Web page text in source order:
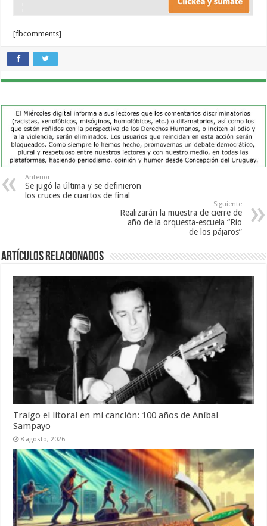
[fbcomments]
Anterior
Se jugó la última y se definieron
los cruces de cuartos de final
Siguiente
Realizarán la muestra de cierre de
año de la orquesta-escuela “Río
de los pájaros”
Artículos Relacionados
Traigo el litoral en mi canción: 100 años de Aníbal
Sampayo
8 agosto, 2026